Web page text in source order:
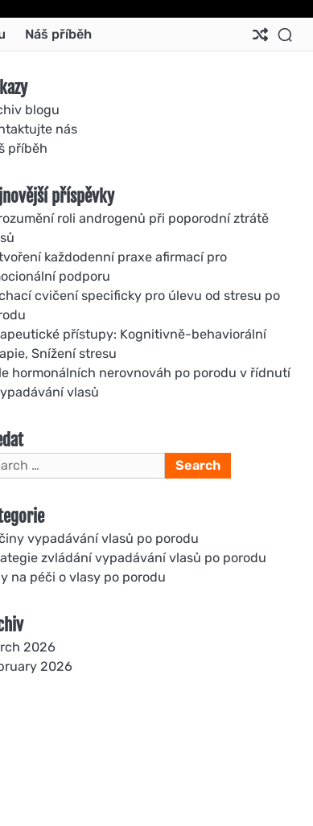
Náš příběh
blogu
nás
příběh
příspěvky
roli androgenů při poporodní ztrátě
každodenní praxe afirmací pro
podporu
cvičení specificky pro úlevu od stresu po
přístupy: Kognitivně-behaviorální
Snížení stresu
hormonálních nerovnováh po porodu v řídnutí
vlasů
vypadávání vlasů po porodu
zvládání vypadávání vlasů po porodu
na péči o vlasy po porodu
2026
2026